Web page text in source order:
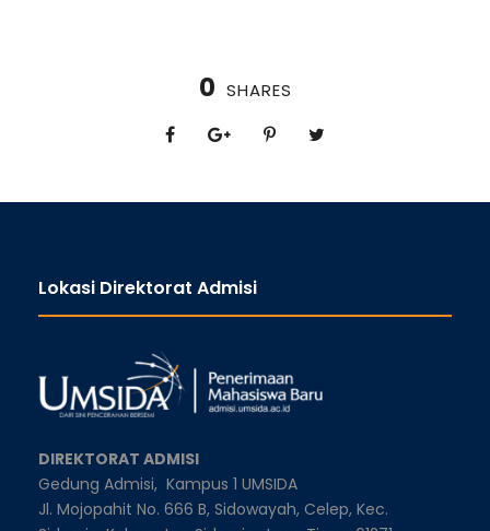
0 SHARES
Lokasi Direktorat Admisi
DIREKTORAT ADMISI
Gedung Admisi, Kampus 1 UMSIDA
Jl. Mojopahit No. 666 B, Sidowayah, Celep, Kec.